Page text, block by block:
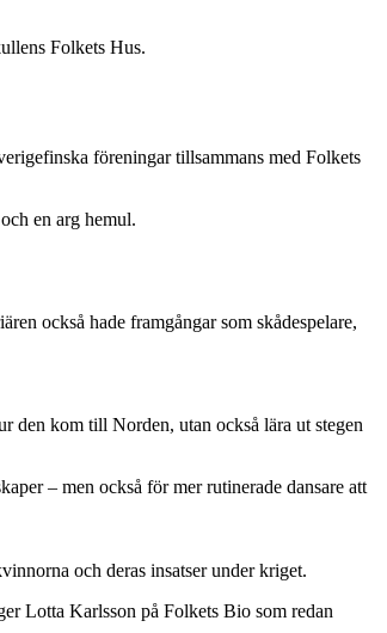
Folkets Hus.
föreningar tillsammans med Folkets
en arg hemul.
också hade framgångar som skådespelare,
den kom till Norden, utan också lära ut stegen
– men också för mer rutinerade dansare att
och deras insatser under kriget.
Lotta Karlsson på Folkets Bio som redan